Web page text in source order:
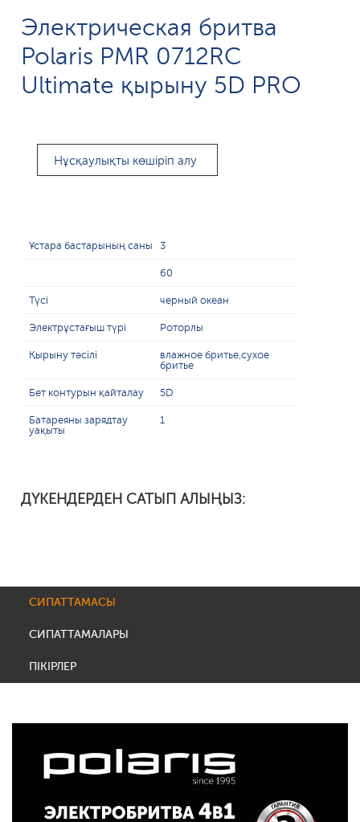
Электрическая бритва
Polaris PMR 0712RC
Ultimate қырыну 5D PRO
Нұсқаулықты көшіріп алу
Ұстара бастарының саны 3
60
Түсі черный океан
Электрұстағыш түрі Роторлы
Қырыну тәсілі
влажное бритье,сухое
бритье
Бет контурын қайталау 5D
Батареяны зарядтау
уақыты
1
ДҮКЕНДЕРДЕН САТЫП АЛЫҢЫЗ:
СИПАТТАМАСЫ
СИПАТТАМАЛАРЫ
ПІКІРЛЕР